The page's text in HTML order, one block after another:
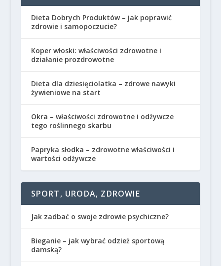
Dieta Dobrych Produktów – jak poprawić
zdrowie i samopoczucie?
Koper włoski: właściwości zdrowotne i
działanie prozdrowotne
Dieta dla dziesięciolatka – zdrowe nawyki
żywieniowe na start
Okra – właściwości zdrowotne i odżywcze
tego roślinnego skarbu
Papryka słodka – zdrowotne właściwości i
wartości odżywcze
SPORT, URODA, ZDROWIE
Jak zadbać o swoje zdrowie psychiczne?
Bieganie – jak wybrać odzież sportową
damską?